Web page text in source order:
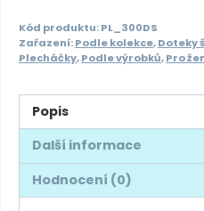
doteky
štěstí
Kód produktu:PL_300DS
Zařazení:Podle kolekce,Doteky
Plecháčky,Podle výrobků,Pro
Popis
Další informace
Hodnocení (0)